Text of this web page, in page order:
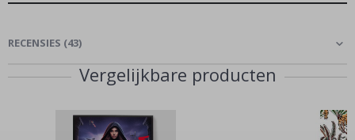
RECENSIES (43)
Vergelijkbare producten